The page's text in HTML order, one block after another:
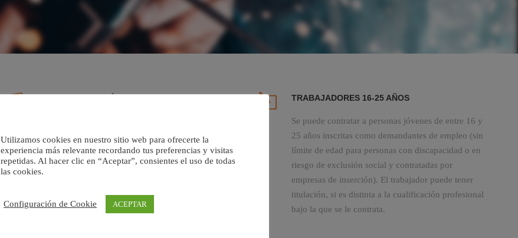
empresas con plantilla hasta 250 trabajadores
pueden bonificar hasta el 100 % de los seguros
sociales en sus contratos de formación si cumplen
empleados sería el 75%. En caso de no poder
bonificarse los seguros sociales, la cotización del
TRABAJADORES 16-25 AÑOS
Se puede contratar a personas jóvenes de entre 16 y
25 años inscritas como demandantes de empleo (sin
límite de edad para personas con discapacidad o en
riesgo de exclusión social y contratadas por
empresas de inserción). El trabajador puede tener
titulación, si es distinta a la cualificación profesional
bajo la que se le contrata.
Utilizamos cookies en nuestro sitio web para ofrecerte la
experiencia más relevante recordando tus preferencias y visitas
repetidas. Al hacer clic en “Aceptar”, consientes el uso de todas
las cookies.
Configuración de Cookie ACEPTAR